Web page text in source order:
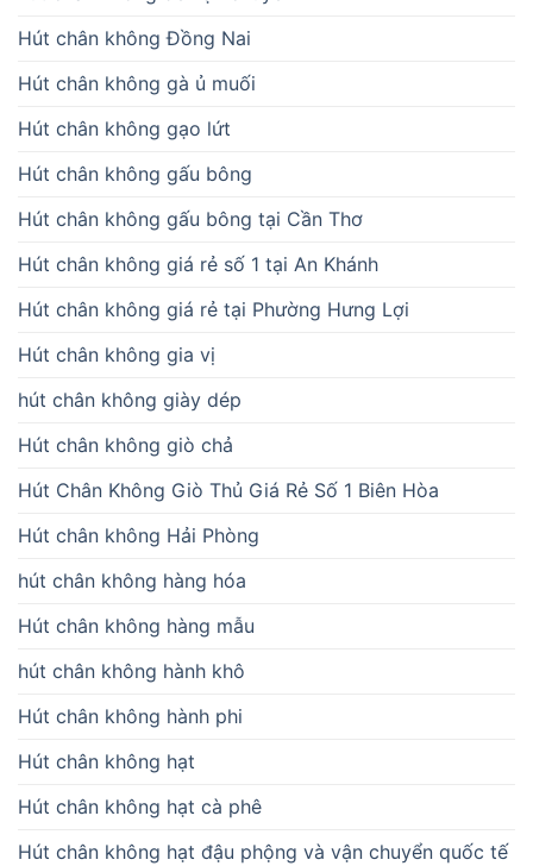
Hút chân không Đồng Nai
Hút chân không gà ủ muối
Hút chân không gạo lứt
Hút chân không gấu bông
Hút chân không gấu bông tại Cần Thơ
Hút chân không giá rẻ số 1 tại An Khánh
Hút chân không giá rẻ tại Phường Hưng Lợi
Hút chân không gia vị
hút chân không giày dép
Hút chân không giò chả
Hút Chân Không Giò Thủ Giá Rẻ Số 1 Biên Hòa
Hút chân không Hải Phòng
hút chân không hàng hóa
Hút chân không hàng mẫu
hút chân không hành khô
Hút chân không hành phi
Hút chân không hạt
Hút chân không hạt cà phê
Hút chân không hạt đậu phộng và vận chuyển quốc tế